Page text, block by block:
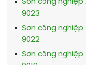
Sơn công nghiệp
9023
Sơn công nghiệp
9022
Sơn công nghiệp